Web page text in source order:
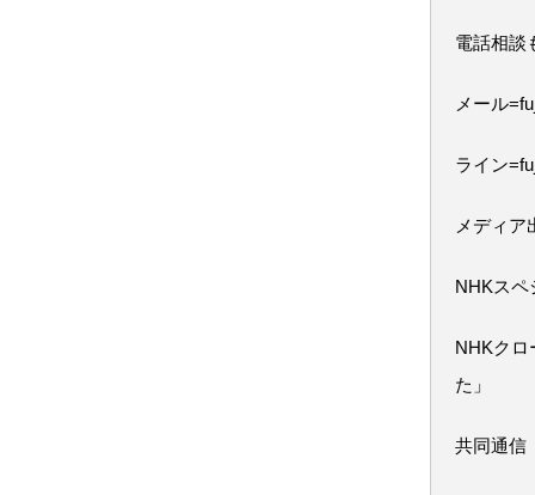
電話相談
メール
ライン
メディア
NHKスペ
NHKクロ
た」
共同通信